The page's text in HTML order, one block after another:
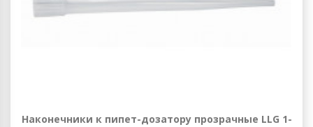
Наконечники к пипет-дозатору прозрачные LLG 1-